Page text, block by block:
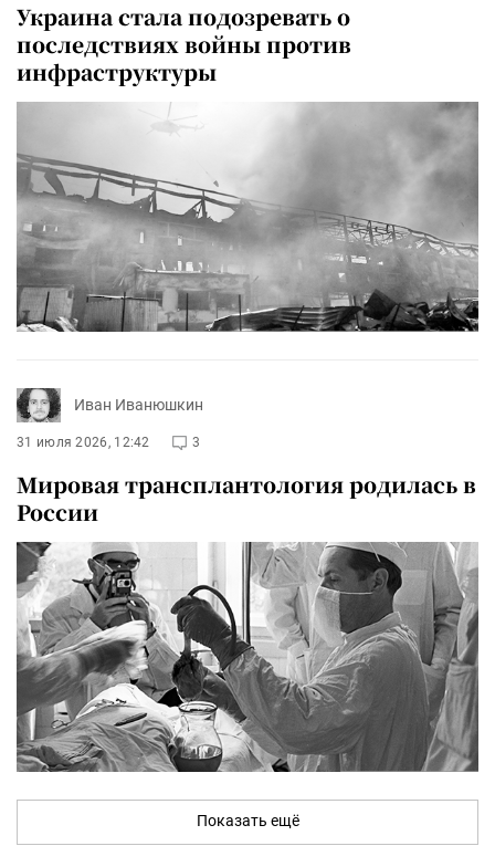
Украина стала подозревать о
последствиях войны против
инфраструктуры
Иван Иванюшкин
31 июля 2026, 12:42 3
Мировая трансплантология родилась в
России
Показать ещё